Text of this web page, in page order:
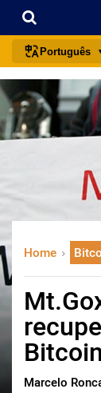
Português
english
español
italiano
中文
한국어
العربية
ไทย
Home
Marcelo